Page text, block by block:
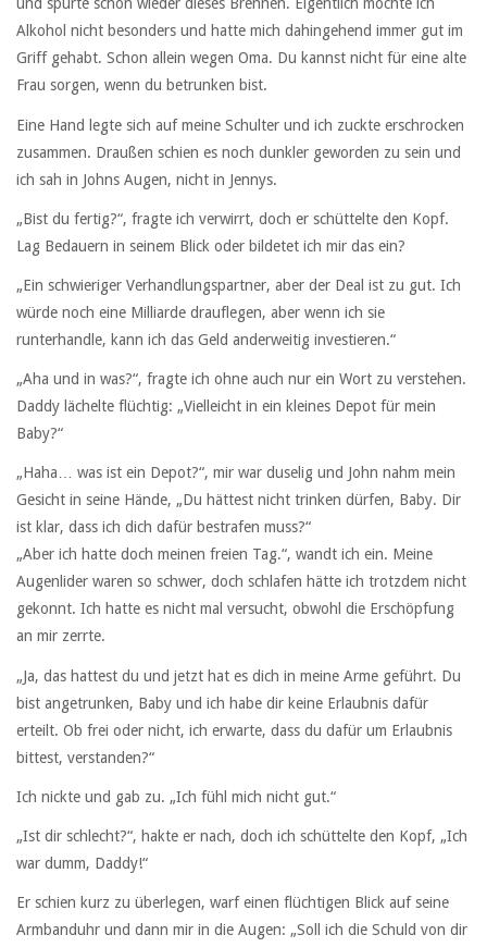
und spürte schon wieder dieses Brennen. Eigentlich mochte ich
Alkohol nicht besonders und hatte mich dahingehend immer gut im
Griff gehabt. Schon allein wegen Oma. Du kannst nicht für eine alte
Frau sorgen, wenn du betrunken bist.
Eine Hand legte sich auf meine Schulter und ich zuckte erschrocken
zusammen. Draußen schien es noch dunkler geworden zu sein und
ich sah in Johns Augen, nicht in Jennys.
„Bist du fertig?“, fragte ich verwirrt, doch er schüttelte den Kopf.
Lag Bedauern in seinem Blick oder bildetet ich mir das ein?
„Ein schwieriger Verhandlungspartner, aber der Deal ist zu gut. Ich
würde noch eine Milliarde drauflegen, aber wenn ich sie
runterhandle, kann ich das Geld anderweitig investieren.“
„Aha und in was?“, fragte ich ohne auch nur ein Wort zu verstehen.
Daddy lächelte flüchtig: „Vielleicht in ein kleines Depot für mein
Baby?“
„Haha… was ist ein Depot?“, mir war duselig und John nahm mein
Gesicht in seine Hände, „Du hättest nicht trinken dürfen, Baby. Dir
ist klar, dass ich dich dafür bestrafen muss?“
„Aber ich hatte doch meinen freien Tag.“, wandt ich ein. Meine
Augenlider waren so schwer, doch schlafen hätte ich trotzdem nicht
gekonnt. Ich hatte es nicht mal versucht, obwohl die Erschöpfung
an mir zerrte.
„Ja, das hattest du und jetzt hat es dich in meine Arme geführt. Du
bist angetrunken, Baby und ich habe dir keine Erlaubnis dafür
erteilt. Ob frei oder nicht, ich erwarte, dass du dafür um Erlaubnis
bittest, verstanden?“
Ich nickte und gab zu. „Ich fühl mich nicht gut.“
„Ist dir schlecht?“, hakte er nach, doch ich schüttelte den Kopf, „Ich
war dumm, Daddy!“
Er schien kurz zu überlegen, warf einen flüchtigen Blick auf seine
Armbanduhr und dann mir in die Augen: „Soll ich die Schuld von dir